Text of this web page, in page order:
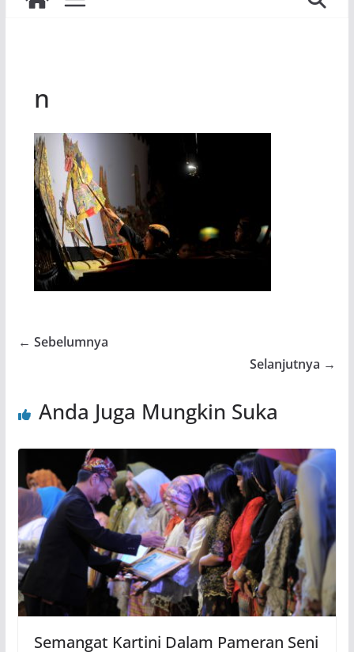
n
← Sebelumnya
Selanjutnya →
Anda Juga Mungkin Suka
Semangat Kartini Dalam Pameran Seni